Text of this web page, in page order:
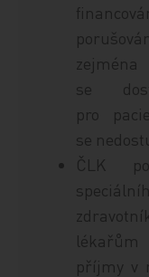
se
pro
se
ČLK
lékařům
příjmy v